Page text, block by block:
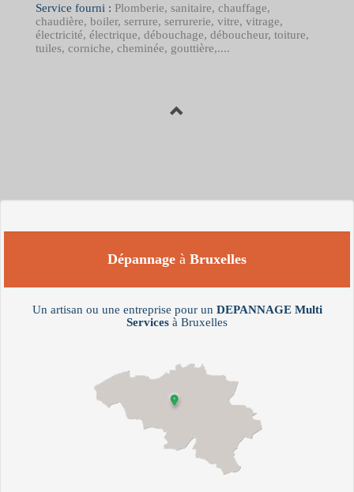
Service fourni : Plomberie, sanitaire, chauffage,
chaudière, boiler, serrure, serrurerie, vitre, vitrage,
électricité, électrique, débouchage, déboucheur, toiture,
tuiles, corniche, cheminée, gouttière,....
Dépannage à Bruxelles
Un artisan ou une entreprise pour un DEPANNAGE Multi
Services à Bruxelles